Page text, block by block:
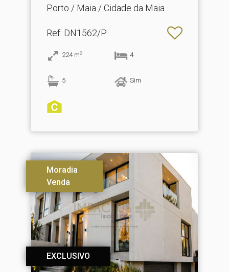
Porto / Maia / Cidade da Maia
Ref: DN1562/P
224 m2 4
5 Sim
Moradia
Venda
EXCLUSIVO